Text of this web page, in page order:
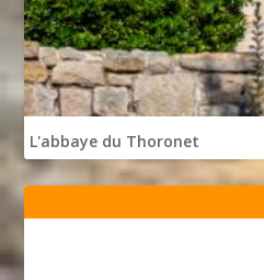
L'abbaye du Thoronet